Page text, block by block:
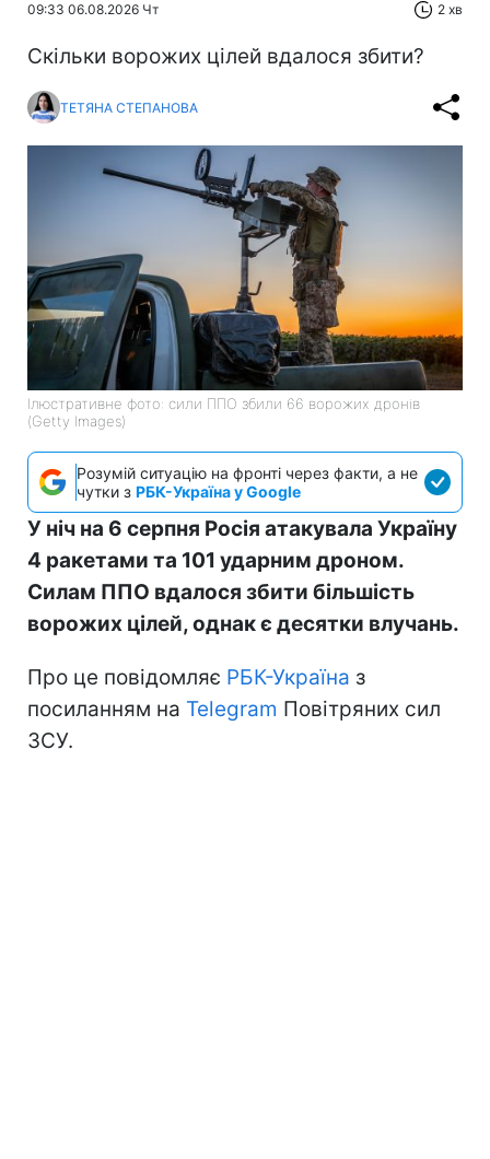
09:33 06.08.2026 Чт 2 хв
Скільки ворожих цілей вдалося збити?
ТЕТЯНА СТЕПАНОВА
Ілюстративне фото: сили ППО збили 66 ворожих дронів
(Getty Images)
Розумій ситуацію на фронті через факти, а не
чутки з РБК-Україна у Google
У ніч на 6 серпня Росія атакувала Україну
4 ракетами та 101 ударним дроном.
Силам ППО вдалося збити більшість
ворожих цілей, однак є десятки влучань.
Про це повідомляє РБК-Україна з
посиланням на Telegram Повітряних сил
ЗСУ.